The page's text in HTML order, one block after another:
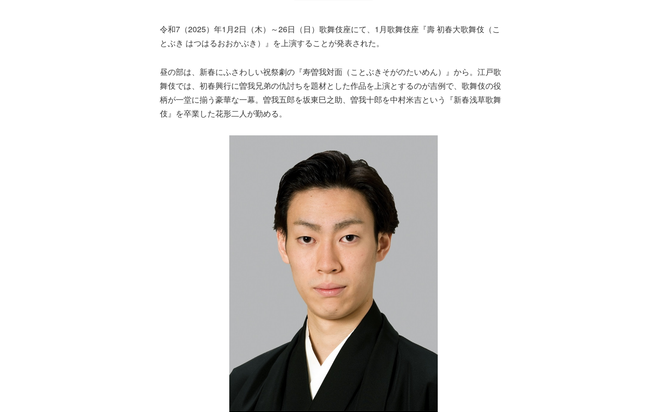
令和7（2025）年1月2日（木）～26日（日）歌舞伎座にて、1月歌舞伎座『壽 初春大歌舞伎（こ
とぶき はつはるおおかぶき）』を上演することが発表された。
昼の部は、新春にふさわしい祝祭劇の『寿曽我対面（ことぶきそがのたいめん）』から。江戸歌
舞伎では、初春興行に曽我兄弟の仇討ちを題材とした作品を上演とするのが吉例で、歌舞伎の役
柄が一堂に揃う豪華な一幕。曽我五郎を坂東巳之助、曽我十郎を中村米吉という『新春浅草歌舞
伎』を卒業した花形二人が勤める。